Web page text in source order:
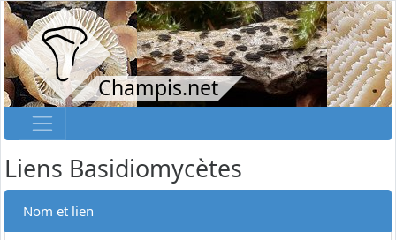
Champis.net
Liens Basidiomycètes
Nom et lien